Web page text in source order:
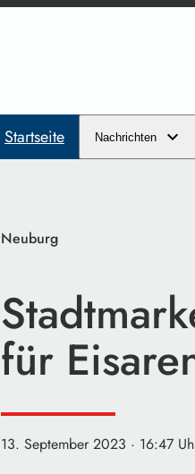
Startseite Nachrichten
Neuburg
für
13. September 2023 · 16:47